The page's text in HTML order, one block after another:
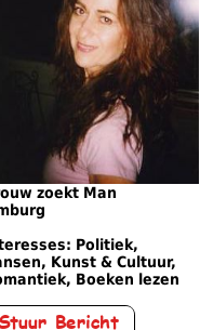
zoekt Man
Politiek,
Kunst & Cultuur,
Boeken lezen